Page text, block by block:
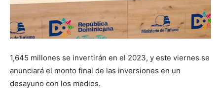
1,645 millones se invertirán en el 2023, y este viernes se
anunciará el monto final de las inversiones en un
desayuno con los medios.